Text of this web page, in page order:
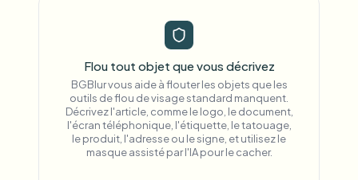
Flou tout objet que vous décrivez
BGBlur vous aide à flouter les objets que les
outils de flou de visage standard manquent.
Décrivez l'article, comme le logo, le document,
l'écran téléphonique, l'étiquette, le tatouage,
le produit, l'adresse ou le signe, et utilisez le
masque assisté par l'IA pour le cacher.